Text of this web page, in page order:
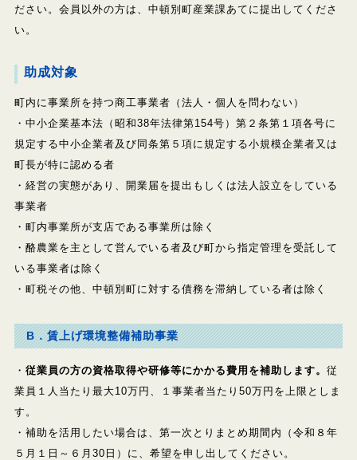
ださい。会員以外の方は、中頓別町産業課あてに提出してくださ
い。
助成対象
町内に事業所を持つ商工事業者（法人・個人を問わない）
・中小企業基本法（昭和38年法律第154号）第２条第１項各号に
規定する中小企業者及び同条第５項に規定する小規模企業者又は
町長が特に認める者
・経営の実態があり、開業届を提出もしくは法人設立をしている
事業者
・町内事業所が支店である事業所は除く
・酪農業を主として営んでいる者及び町から指定管理を受託して
いる事業者は除く
・町税その他、中頓別町に対する債務を滞納している者は除く
B．賃上げ環境整備補助事業
・ 従業員の方の資格取得や研修等にかかる費用を補助します。 従
業員１人当たり最大10万円、１事業者当たり50万円を上限としま
す。
・補助を活用したい場合は、第一次とりまとめ期間内（令和８年
５月１日～６月30日）に、希望を申し出してください。